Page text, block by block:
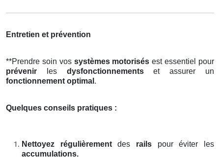
Entretien et prévention
**Prendre soin vos systèmes motorisés est essentiel pour
prévenir les dysfonctionnementset assurer un
fonctionnement optimal .
Quelques conseils pratiques :
Nettoyez régulièrementdes rails pour éviter les
accumulations.